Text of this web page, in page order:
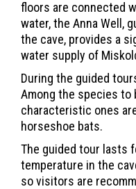
floors are connected
water, the Anna Well,
the cave, provides a
water supply of
During the guided
Among the species to
characteristic ones
horseshoe bats.
The guided tour lasts
temperature in the
so visitors are